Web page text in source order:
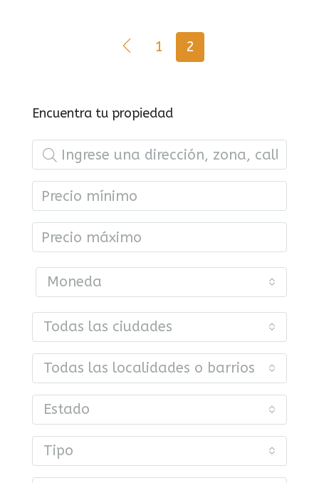
1 2
Encuentra tu propiedad
Moneda
Todas las ciudades
Todas las localidades o barrios
Estado
Tipo